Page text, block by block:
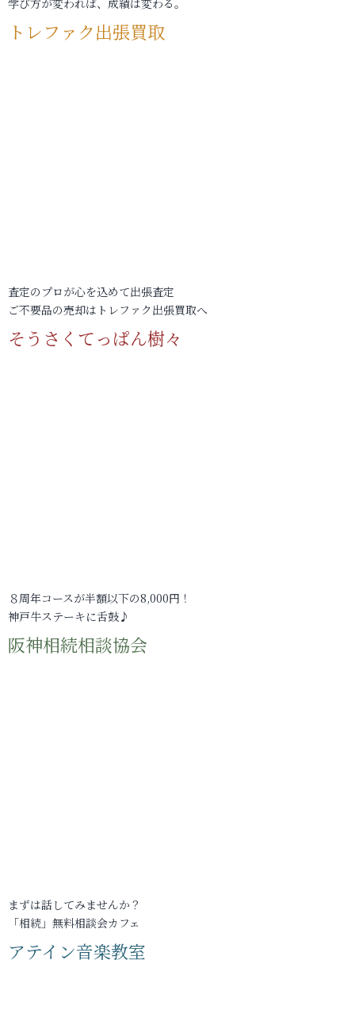
学び方が変われば、成績は変わる。
トレファク出張買取
査定のプロが心を込めて出張査定
ご不要品の売却はトレファク出張買取へ
そうさくてっぱん樹々
８周年コースが半額以下の8,000円！
神戸牛ステーキに舌鼓♪
阪神相続相談協会
まずは話してみませんか？
「相続」無料相談会カフェ
アテイン音楽教室